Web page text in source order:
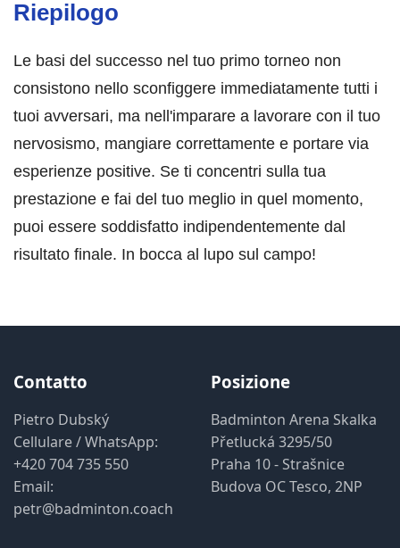
Riepilogo
Le basi del successo nel tuo primo torneo non
consistono nello sconfiggere immediatamente tutti i
tuoi avversari, ma nell'imparare a lavorare con il tuo
nervosismo, mangiare correttamente e portare via
esperienze positive. Se ti concentri sulla tua
prestazione e fai del tuo meglio in quel momento,
puoi essere soddisfatto indipendentemente dal
risultato finale. In bocca al lupo sul campo!
Contatto
Pietro Dubský
Cellulare / WhatsApp:
+420 704 735 550
Email:
petr@badminton.coach
Posizione
Badminton Arena Skalka
Přetlucká 3295/50
Praha 10 - Strašnice
Budova OC Tesco, 2NP